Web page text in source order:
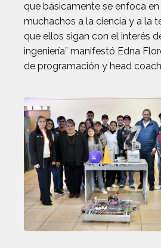
que básicamente se enfoca
muchachos a la ciencia y a la
que ellos sigan con el interés
ingeniería” manifestó Edna
de programación y head